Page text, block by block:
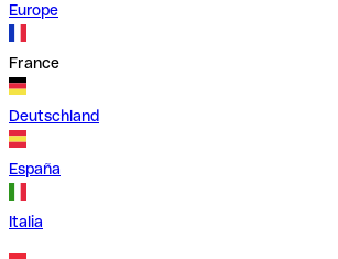
Europe
France
Deutschland
España
Italia